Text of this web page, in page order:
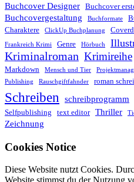
Buchcover Designer Buchcover
Buchcovergestaltung Buchformate
Charaktere
ClickUp Buchplanung
Frankreich Krimi Genre Hörbuch
Kriminalroman Krimireihe
Markdown Mensch und Tier
Publishing
Rauschgiftfahnder roman
Schreiben schreibprogramm
Selfpublishing text editor Thriller
Zeichnung
Cookies Notice
Diese Website nutzt Cookies.